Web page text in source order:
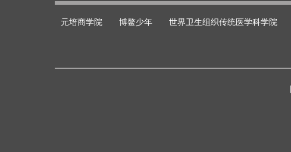
元培商学院 博鳌少年 世界卫生组织传统医学科学院